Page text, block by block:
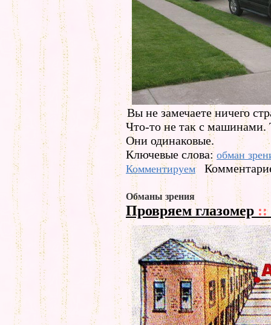
Вы не замечаете ничего
Что-то не так с машинами.
Они одинаковые.
Ключевые слова: обман
Комментируем
Обманы зрения
Провряем глазомер ::